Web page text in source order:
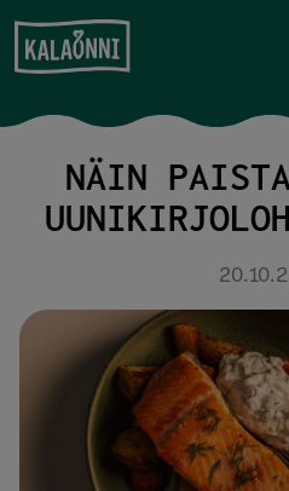
Siirry sisältöön
NÄIN